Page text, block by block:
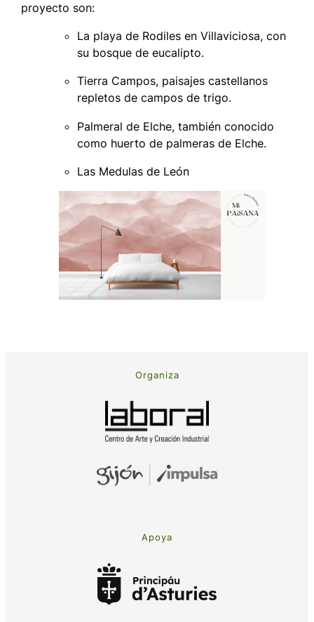
proyecto son:
La playa de Rodiles en Villaviciosa, con
su bosque de eucalipto.
Tierra Campos, paisajes castellanos
repletos de campos de trigo.
Palmeral de Elche, también conocido
como huerto de palmeras de Elche.
Las Medulas de León
Organiza
Apoya